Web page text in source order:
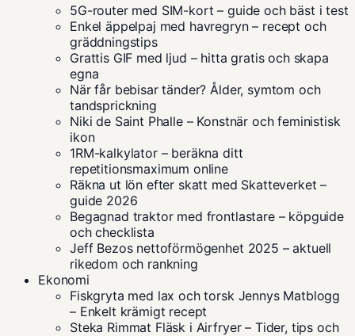
5G-router med SIM-kort – guide och bäst i test
Enkel äppelpaj med havregryn – recept och
gräddningstips
Grattis GIF med ljud – hitta gratis och skapa
egna
När får bebisar tänder? Ålder, symtom och
tandsprickning
Niki de Saint Phalle – Konstnär och feministisk
ikon
1RM-kalkylator – beräkna ditt
repetitionsmaximum online
Räkna ut lön efter skatt med Skatteverket –
guide 2026
Begagnad traktor med frontlastare – köpguide
och checklista
Jeff Bezos nettoförmögenhet 2025 – aktuell
rikedom och rankning
Ekonomi
Fiskgryta med lax och torsk Jennys Matblogg
– Enkelt krämigt recept
Steka Rimmat Fläsk i Airfryer – Tider, tips och